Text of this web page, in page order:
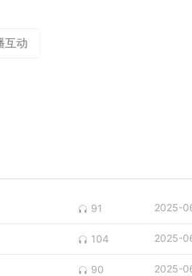
互动
91 2025-
104 2025-
90 2025-